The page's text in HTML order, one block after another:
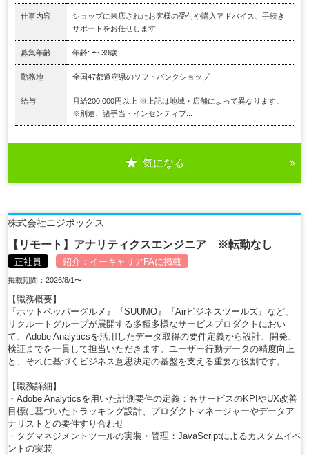
仕事内容
ショップに来店されたお客様の受付や購入アドバイス、手続き
サポートをお任せします
募集年齢 年齢: 〜 39歳
勤務地 全国47都道府県のソフトバンクショップ
給与
月給200,000円以上 ※上記は地域・店舗によって異なります。
※別途、諸手当・インセンティブ...
気になる
株式会社ニジボックス
【リモート】アナリティクスエンジニア ※転勤なし
正社員 紹介： イーキャリアFAに掲載
掲載期間：2026/8/1〜
【職務概要】
『ホットペッパーグルメ』『SUUMO』『Airビジネスツールズ』など、
リクルートグループが展開する多種多様なサービスプロダクトにおい
て、Adobe Analyticsを活用したデータ取得の要件定義から設計、開発、
検証までを一貫して担当いただきます。ユーザー行動データの精度向上
と、それに基づくビジネス意思決定の基盤を支える重要な役割です。
【職務詳細】
・Adobe Analyticsを用いた計測要件の定義：各サービスのKPIやUX改善
目標に基づいたトラッキング設計、プロダクトマネージャーやデータア
ナリストとの要件すり合わせ
・タグマネジメントツールの実装・管理：JavaScriptによるカスタムイベ
ントの実装